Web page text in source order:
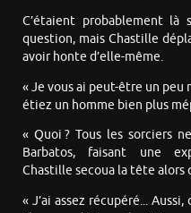
C’étaient probablement là
question, mais Chastille
avoir honte d’elle-même.
« Je vous ai peut-être un peu
étiez un homme bien plus
« Quoi ? Tous les sorciers
Barbatos, faisant une
Chastille secoua la tête alors
« J’ai assez récupéré...